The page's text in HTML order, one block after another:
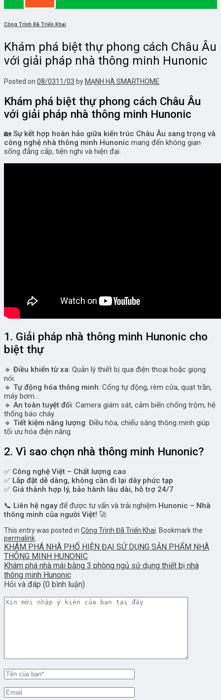
Công Trình Đã Triển Khai
Khám phá biệt thự phong cách Châu Âu
với giải pháp nhà thông minh Hunonic
Posted on 08/0311/03 by MẠNH HÀ SMARTHOME
Khám phá biệt thự phong cách Châu Âu
với giải pháp nhà thông minh Hunonic
🏡 Sự kết hợp hoàn hảo giữa kiến trúc Châu Âu sang trọng và
công nghệ nhà thông minh Hunonic mang đến không gian
sống đẳng cấp, tiện nghi và hiện đại.
1. Giải pháp nhà thông minh Hunonic cho
biệt thự
🔹 Điều khiển từ xa: Quản lý thiết bị qua điện thoại hoặc giọng
nói.
🔹 Tự động hóa thông minh: Cổng tự động, rèm cửa, quạt trần,
máy bơm…
🔹 An toàn tuyệt đối: Camera giám sát, cảm biến chống trộm, hệ
thống báo cháy.
🔹 Tiết kiệm năng lượng: Điều hòa, chiếu sáng thông minh giúp
tối ưu hóa điện năng.
2. Vì sao chọn nhà thông minh Hunonic?
✅ Công nghệ Việt – Chất lượng cao
✅ Lắp đặt dễ dàng, không cần đi lại dây phức tạp
✅ Giá thành hợp lý, bảo hành lâu dài, hỗ trợ 24/7
📞 Liên hệ ngayđể được tư vấn và trải nghiệm Hunonic – Nhà
thông minh của người Việt! 🚀
This entry was posted in Công Trình Đã Triển Khai . Bookmark the
permalink
KHÁM PHÁ NHÀ PHỐ HIỆN ĐẠI SỬ DỤNG SẢN PHẨM NHÀ
THÔNG MINH HUNONIC
Khám phá nhà mái bằng 3 phòng ngủ sử dụng thiết bị nhà
thông minh Hunonic
Hỏi và đáp (0 bình luận)